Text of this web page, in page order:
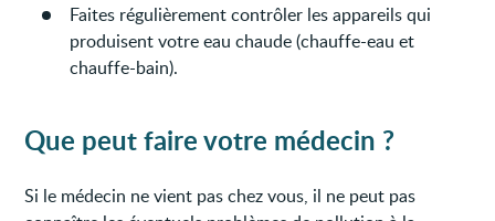
Faites régulièrement contrôler les appareils qui
produisent votre eau chaude (chauffe-eau et
chauffe-bain).
Que peut faire votre médecin ?
Si le médecin ne vient pas chez vous, il ne peut pas